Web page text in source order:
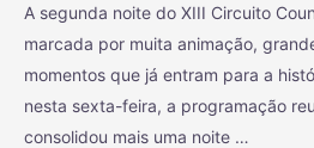
A segunda noite do XIII Circuito
marcada por muita animação,
momentos que já entram para a
nesta sexta-feira, a programação
consolidou mais uma noite …